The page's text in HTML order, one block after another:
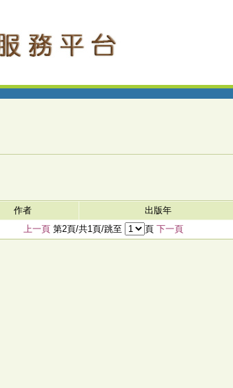
作者 出版年
上一頁第2頁/共1頁/跳至 頁 下一頁